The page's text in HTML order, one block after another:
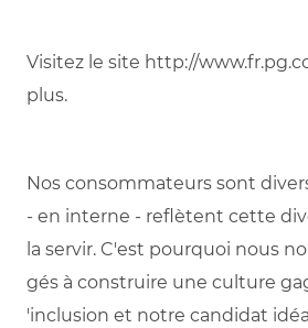
Visitez le site http://
plus.
Nos consommateurs sont
- en interne - reflètent cette
la servir. C'est pourquoi nous
gés à construire une culture
'inclusion et notre candidat idéal